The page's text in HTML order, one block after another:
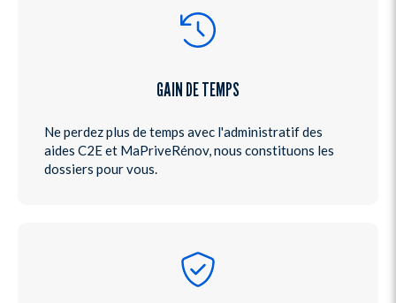
GAIN DE TEMPS
Ne perdez plus de temps avec l'administratif des
aides C2E et MaPriveRénov, nous constituons les
dossiers pour vous.